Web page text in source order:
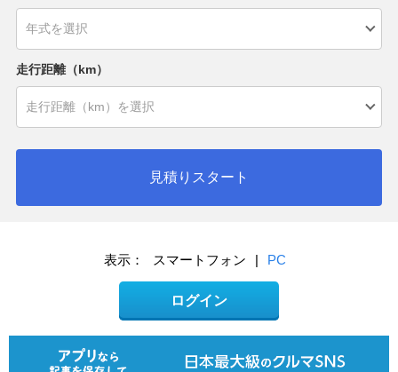
走行距離（km）
見積りスタート
表示： スマートフォン | PC
ログイン